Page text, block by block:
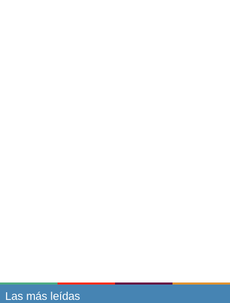
Las más leídas